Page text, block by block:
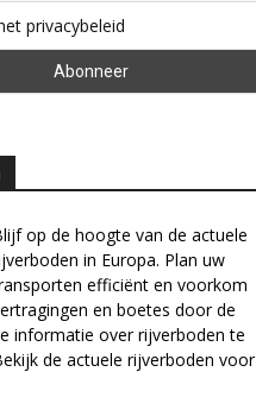
privacybeleid
op de hoogte van de actuele
in Europa. Plan uw
efficiënt en voorkom
en boetes door de
informatie over rijverboden te
de actuele rijverboden voor